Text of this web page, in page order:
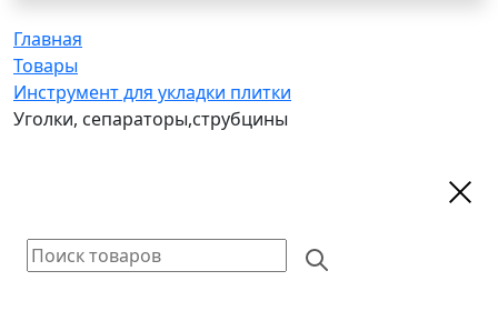
Главная
Товары
Инструмент для укладки плитки
Уголки, сепараторы,струбцины